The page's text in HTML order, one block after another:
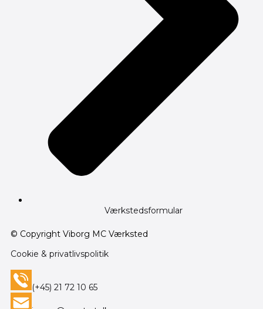
Værkstedsformular
© Copyright Viborg MC Værksted
Cookie & privatlivspolitik
(+45) 21 72 10 65